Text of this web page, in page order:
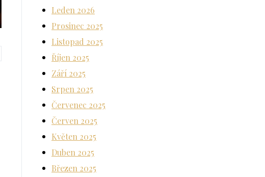
Leden 2026
Prosinec 2025
Listopad 2025
Říjen 2025
Září 2025
Srpen 2025
Červenec 2025
Červen 2025
Květen 2025
Duben 2025
Březen 2025